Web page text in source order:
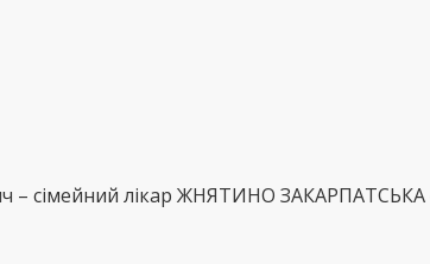
– сімейний лікар ЖНЯТИНО ЗАКАРПАТСЬКА